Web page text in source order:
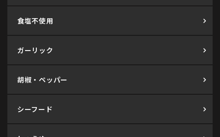
食塩不使用
ガーリック
胡椒・ペッパー
シーフード